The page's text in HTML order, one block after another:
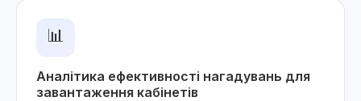
📊
Аналітика ефективності нагадувань для
завантаження кабінетів